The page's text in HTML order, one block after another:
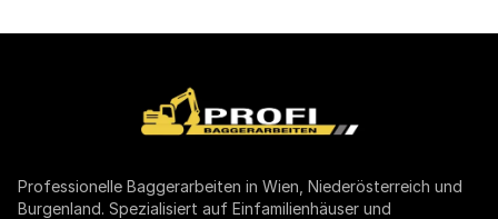
Professionelle Baggerarbeiten in Wien, Niederösterreich und
Burgenland. Spezialisiert auf Einfamilienhäuser und